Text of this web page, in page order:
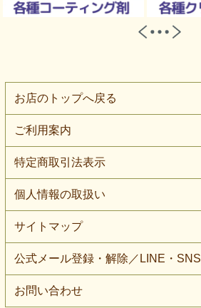
お店のトップへ戻る
ご利用案内
特定商取引法表示
個人情報の取扱い
サイトマップ
公式メール登録・解除／LINE・SNS
お問い合わせ